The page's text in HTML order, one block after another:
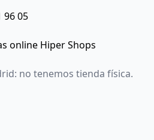
96 05
online Hiper Shops
no tenemos tienda física.